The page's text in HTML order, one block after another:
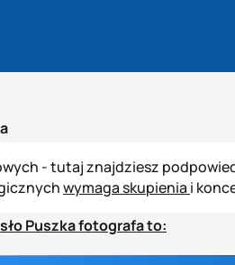
- tutaj znajdziesz
wymaga skupienia i
Puszka fotografa to: